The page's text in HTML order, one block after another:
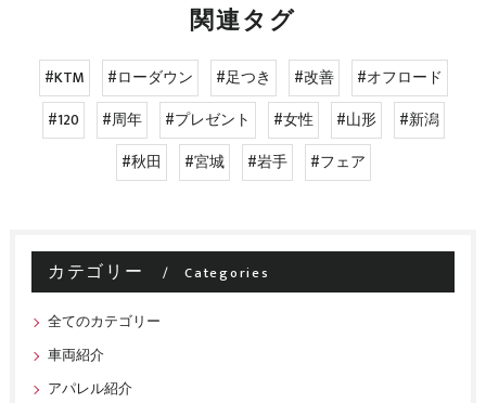
関連タグ
#KTM #ローダウン #足つき #改善
#オフロード
#120
#周年 #プレゼント #女性 #山形
#新潟
#秋田
#宮城 #岩手 #フェア
カテゴリー Categories
全てのカテゴリー
車両紹介
アパレル紹介